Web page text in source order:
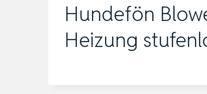
Hundefön
Heizung